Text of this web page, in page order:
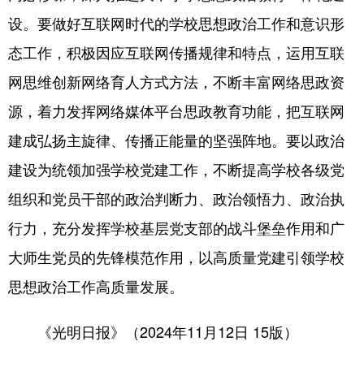
设。要做好互联网时代的学校思想政治工作和意识形
态工作，积极因应互联网传播规律和特点，运用互联
网思维创新网络育人方式方法，不断丰富网络思政资
源，着力发挥网络媒体平台思政教育功能，把互联网
建成弘扬主旋律、传播正能量的坚强阵地。要以政治
建设为统领加强学校党建工作，不断提高学校各级党
组织和党员干部的政治判断力、政治领悟力、政治执
行力，充分发挥学校基层党支部的战斗堡垒作用和广
大师生党员的先锋模范作用，以高质量党建引领学校
思想政治工作高质量发展。
《光明日报》（2024年11月12日 15版）